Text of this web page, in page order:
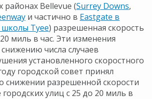
районах Bellevue (Surrey Downs,
и частично в Eastgate в
школы Tyee) разрешенная скорость
миль в час. Эти изменения
числа случаев
установленного скоростного
городской совет принял
снижении разрешенной скорости
улиц с 25 до 20 миль в